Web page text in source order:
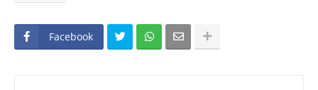
Facebook